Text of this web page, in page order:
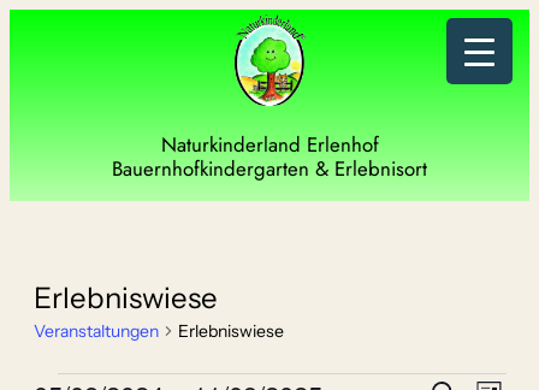
Naturkinderland Erlenhof
Bauernhofkindergarten & Erlebnisort
Erlebniswiese
Veranstaltungen Erlebniswiese